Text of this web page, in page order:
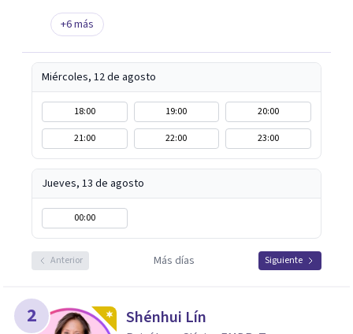
+6más
Miércoles, 12 de agosto
18:00 19:00
20:00
21:00
22:00 23:00
Jueves, 13 de agosto
00:00
Anterior Más días Siguiente
2 Shénhui Lín